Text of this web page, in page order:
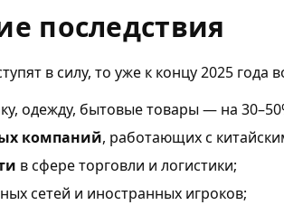
последствия
в силу, то уже к концу 2025 года
одежду, бытовые товары — на
компаний, работающих с
в сфере торговли и логистики;
сетей и иностранных игроков;